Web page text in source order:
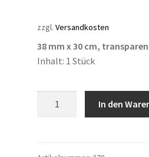
zzgl. Versandkosten
38 mm x 30 cm,
Inhalt: 1 Stück
In den